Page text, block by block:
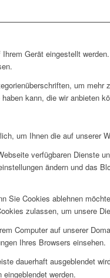
Gerät eingestellt
um
kann, die wir anbieten
um Ihnen die auf unserer
verfügbaren Dienste
ändern und das
Sie Cookies ablehnen
zulassen, um unsere
Computer auf unserer
Ihres Browsers einsehen.
dauerhaft ausgeblendet
werden.